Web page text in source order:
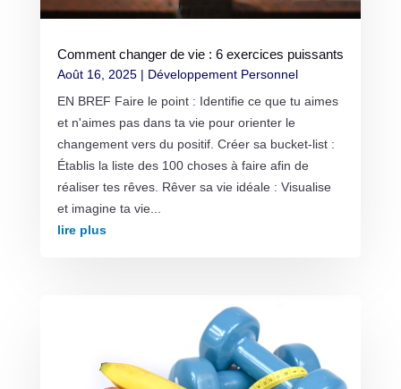
Comment changer de vie : 6 exercices puissants
Août 16, 2025| Développement Personnel
EN BREF Faire le point : Identifie ce que tu aimes
et n'aimes pas dans ta vie pour orienter le
changement vers du positif. Créer sa bucket-list :
Établis la liste des 100 choses à faire afin de
réaliser tes rêves. Rêver sa vie idéale : Visualise
et imagine ta vie...
lire plus